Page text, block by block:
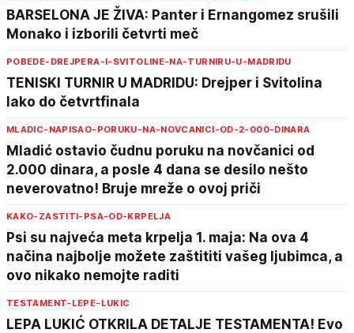
BARSELONA JE ŽIVA: Panter i Ernangomez srušili
Monako i izborili četvrti meč
POBEDE-DREJPERA-I-SVITOLINE-NA-TURNIRU-U-MADRIDU
TENISKI TURNIR U MADRIDU: Drejper i Svitolina
lako do četvrtfinala
MLADIC-NAPISAO-PORUKU-NA-NOVCANICI-OD-2-000-DINARA
Mladić ostavio čudnu poruku na novčanici od
2.000 dinara, a posle 4 dana se desilo nešto
neverovatno! Bruje mreže o ovoj priči
KAKO-ZASTITI-PSA-OD-KRPELJA
Psi su najveća meta krpelja 1. maja: Na ova 4
načina najbolje možete zaštititi vašeg ljubimca, a
ovo nikako nemojte raditi
TESTAMENT-LEPE-LUKIC
LEPA LUKIĆ OTKRILA DETALJE TESTAMENTA! Evo